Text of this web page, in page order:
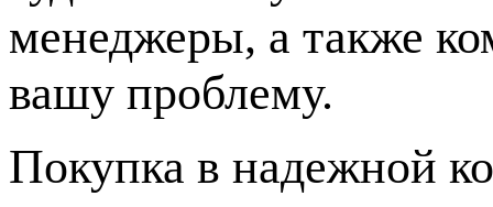
менеджеры, а также
вашу проблему.
Покупка в надежной